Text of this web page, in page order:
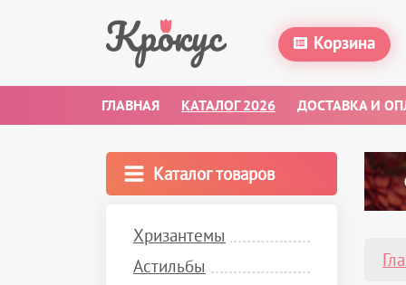
Корзина
ГЛАВНАЯ КАТАЛОГ 2026 ДОСТАВКА И
Каталог товаров
Хризантемы
Астильбы